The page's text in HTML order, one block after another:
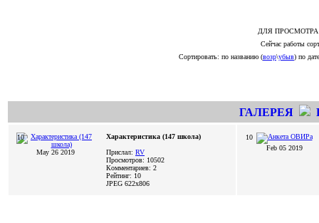
ДЛЯ
Сейчас работы
Сортировать: по названию (возр\убыв) по
ГАЛЕРЕЯ
10
May 26 2019
Характеристика (147 школа)
Прислал: RV
Просмотров: 10502
Комментариев: 2
Рейтинг: 10
JPEG 622x806
10
Feb 05 2019